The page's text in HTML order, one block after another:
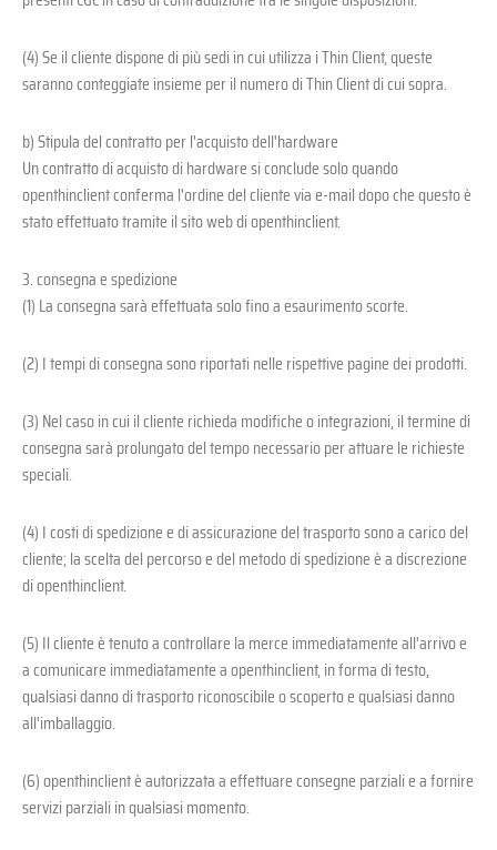
(4) Se il cliente dispone di più sedi in cui utilizza i Thin Client, queste
saranno conteggiate insieme per il numero di Thin Client di cui sopra.
b) Stipula del contratto per l'acquisto dell'hardware
Un contratto di acquisto di hardware si conclude solo quando
openthinclient conferma l'ordine del cliente via e-mail dopo che questo è
stato effettuato tramite il sito web di openthinclient.
3. consegna e spedizione
(1) La consegna sarà effettuata solo fino a esaurimento scorte.
(2) I tempi di consegna sono riportati nelle rispettive pagine dei prodotti.
(3) Nel caso in cui il cliente richieda modifiche o integrazioni, il termine di
consegna sarà prolungato del tempo necessario per attuare le richieste
speciali.
(4) I costi di spedizione e di assicurazione del trasporto sono a carico del
cliente; la scelta del percorso e del metodo di spedizione è a discrezione
di openthinclient.
(5) Il cliente è tenuto a controllare la merce immediatamente all'arrivo e
a comunicare immediatamente a openthinclient, in forma di testo,
qualsiasi danno di trasporto riconoscibile o scoperto e qualsiasi danno
all'imballaggio.
(6) openthinclient è autorizzata a effettuare consegne parziali e a fornire
servizi parziali in qualsiasi momento.